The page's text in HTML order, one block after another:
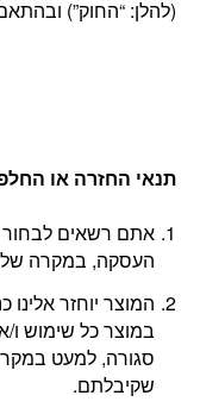
(להלן: “החוק”)
תנאי החזרה או
אתם רשאים
העסקה, במקרה של
המוצר יוחזר
במוצר כל שימוש ו/
סגורה, למעט
שקיבלתם.